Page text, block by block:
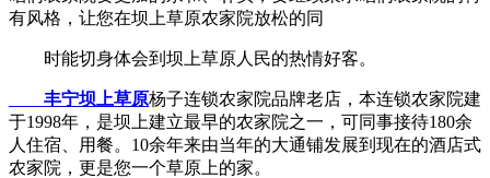
有风格，让您在坝上草原农家院放松的同
时能切身体会到坝上草原人民的热情好客。
丰宁坝上草原杨子连锁农家院品牌老店，本连锁农家院建
于1998年，是坝上建立最早的农家院之一，可同事接待180余
人住宿、用餐。10余年来由当年的大通铺发展到现在的酒店式
农家院，更是您一个草原上的家。